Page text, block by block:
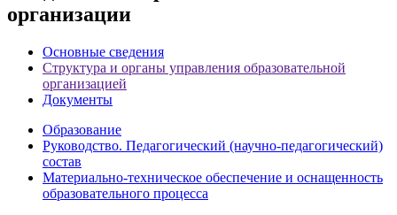
организации
Основные сведения
Структура и органы управления образовательной
организацией
Документы
Образование
Руководство. Педагогический (научно-педагогический)
состав
Материально-техническое обеспечение и оснащенность
образовательного процесса